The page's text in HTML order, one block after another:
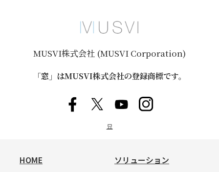
MUSVI株式会社 (MUSVI Corporation)
「窓」はMUSVI株式会社の登録商標です。
묘
HOME ソリューション